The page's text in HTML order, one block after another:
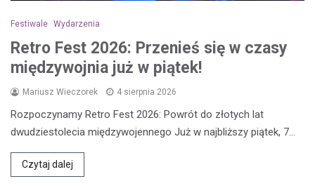
Festiwale Wydarzenia
Retro Fest 2026: Przenieś się w czasy
międzywojnia już w piątek!
Mariusz Wieczorek 4 sierpnia 2026
Rozpoczynamy Retro Fest 2026: Powrót do złotych lat
dwudziestolecia międzywojennego Już w najbliższy piątek, 7…
Czytaj dalej